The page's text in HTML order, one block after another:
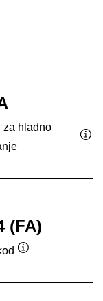
za hladno
(FA)